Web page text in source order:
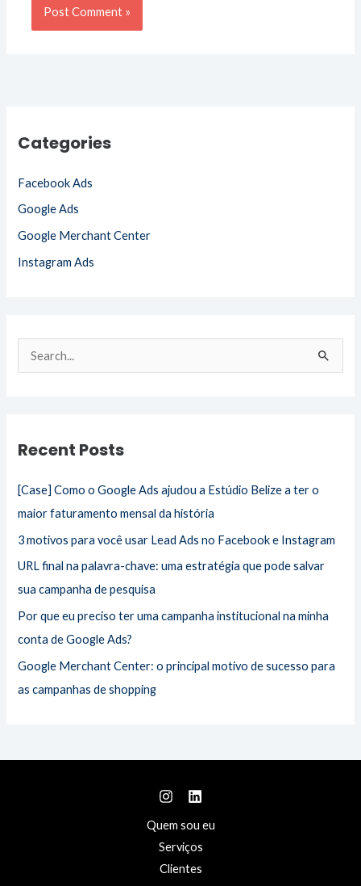
Categories
Facebook Ads
Google Ads
Google Merchant Center
Instagram Ads
c
f
r
:
Recent Posts
[Case] Como o Google Ads ajudou a Estúdio Belize a ter o
maior faturamento mensal da história
3 motivos para você usar Lead Ads no Facebook e Instagram
URL final na palavra-chave: uma estratégia que pode salvar
sua campanha de pesquisa
Por que eu preciso ter uma campanha institucional na minha
conta de Google Ads?
Google Merchant Center: o principal motivo de sucesso para
as campanhas de shopping
Quem sou eu
Serviços
Clientes